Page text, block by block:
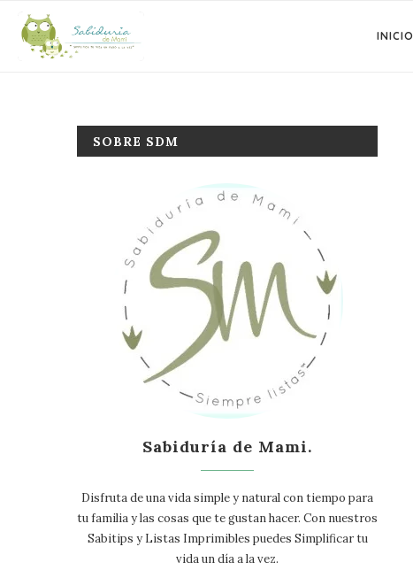
INICIO
SOBRE SDM
Sabiduría de Mami.
Disfruta de una vida simple y natural con tiempo para
tu familia y las cosas que te gustan hacer. Con nuestros
Sabitips y Listas Imprimibles puedes Simplificar tu
vida un día a la vez.